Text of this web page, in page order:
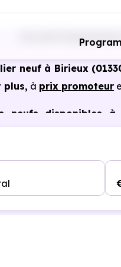
neuf à Birieux
plus, à prix promoteur
neufs disponibles à